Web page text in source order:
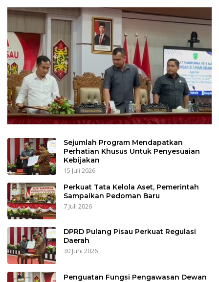
Sejumlah Program Mendapatkan
Perhatian Khusus Untuk Penyesuaian
Kebijakan
15 Juli 2026
Perkuat Tata Kelola Aset, Pemerintah
Sampaikan Pedoman Baru
7 Juli 2026
DPRD Pulang Pisau Perkuat Regulasi
Daerah
30 Juni 2026
Penguatan Fungsi Pengawasan Dewan